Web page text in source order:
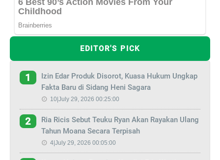
EDITOR'S PICK
1
Izin Edar Produk Disorot, Kuasa Hukum Ungkap
Fakta Baru di Sidang Heni Sagara
10|July 29, 2026 00:25:00
2
Ria Ricis Sebut Teuku Ryan Akan Rayakan Ulang
Tahun Moana Secara Terpisah
4|July 29, 2026 00:05:00